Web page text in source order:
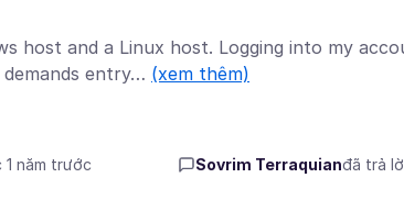
host and a Linux host. Logging into my
entry… (xem thêm)
năm trước Sovrim Terraquianđã trả